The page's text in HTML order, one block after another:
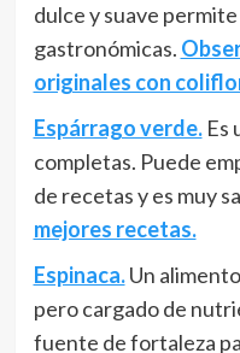
dulce y suave
gastronómicas.
originales con
Espárrago verde. Es
completas. Puede
de recetas y es muy
mejores recetas.
Espinaca. Un
pero cargado de
fuente de fortaleza